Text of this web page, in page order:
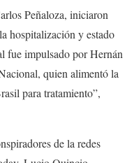
Peñaloza, iniciaron
hospitalización y estado
fue impulsado por Hernán
quien alimentó la
para tratamiento”,
de la redes